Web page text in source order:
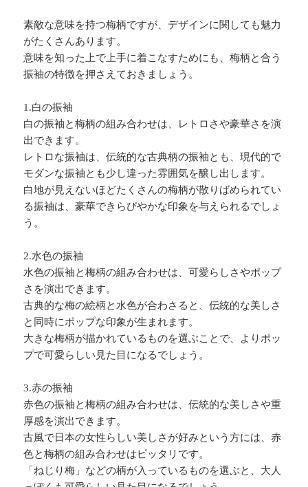
素敵な意味を持つ梅柄ですが、デザインに関しても魅力
がたくさんあります。
意味を知った上で上手に着こなすためにも、梅柄と合う
振袖の特徴を押さえておきましょう。
1.白の振袖
白の振袖と梅柄の組み合わせは、レトロさや豪華さを演
出できます。
レトロな振袖は、伝統的な古典柄の振袖とも、現代的で
モダンな振袖とも少し違った雰囲気を醸し出します。
白地が見えないほどたくさんの梅柄が散りばめられてい
る振袖は、豪華できらびやかな印象を与えられるでしょ
う。
2.水色の振袖
水色の振袖と梅柄の組み合わせは、可愛らしさやポップ
さを演出できます。
古典的な梅の絵柄と水色が合わさると、伝統的な美しさ
と同時にポップな印象が生まれます。
大きな梅柄が描かれているものを選ぶことで、よりポッ
プで可愛らしい見た目になるでしょう。
3.赤の振袖
赤色の振袖と梅柄の組み合わせは、伝統的な美しさや重
厚感を演出できます。
古風で日本の女性らしい美しさが好みという方には、赤
色と梅柄の組み合わせはピッタリです。
「ねじり梅」などの柄が入っているものを選ぶと、大人